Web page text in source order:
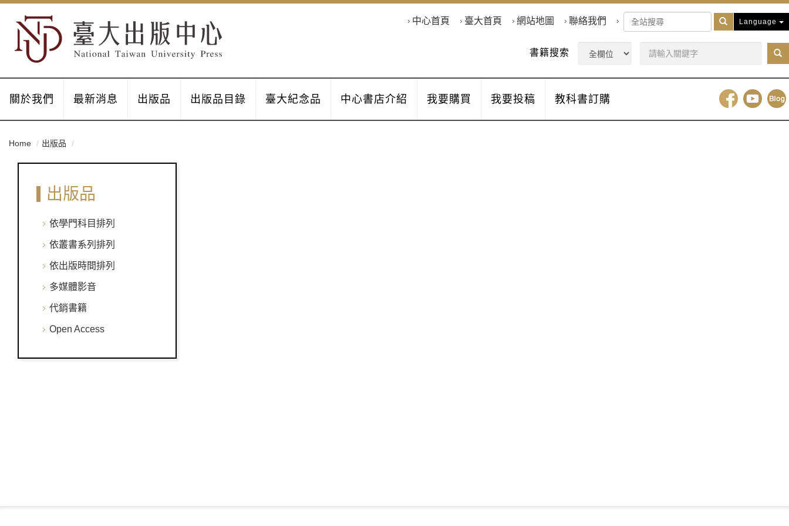
書籍搜索
中心首頁 臺大首頁 網站地圖 聯絡我們
關於我們 最新消息 出版品 出版品目錄 臺大紀念品 中心書店介紹 我要購買 我要投稿 教科書訂購
Language
Home 出版品
出版品
依學門科目排列
依叢書系列排列
依出版時間排列
多媒體影音
代銷書籍
Open Access